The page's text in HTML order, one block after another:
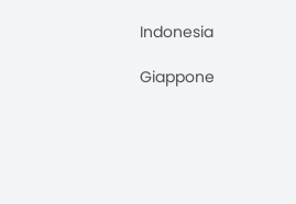
Indonesia
Giappone